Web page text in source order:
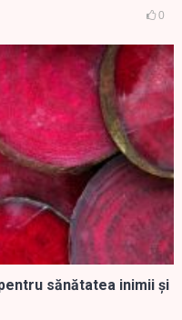
0
sănătatea inimii și